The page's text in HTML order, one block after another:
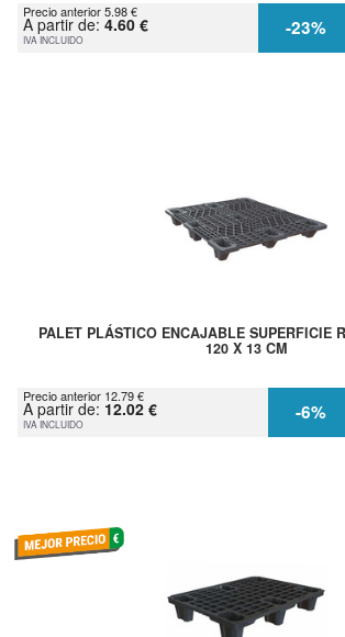
Precio anterior 5.98 €
A partir de: 4.60 €
IVA INCLUIDO -23%
PALET PLÁSTICO ENCAJABLE SUPERFICIE
120 X 13 CM
Precio anterior 12.79 €
A partir de: 12.02 €
IVA INCLUIDO -6%